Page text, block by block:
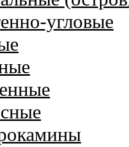
угловые